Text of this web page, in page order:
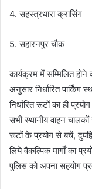
4. सहस्त्रधारा क्रासिंग
5. सहारनपुर चौक
कार्यक्रम में सम्मिलित
अनुसार निर्धारित
निर्धारित रूटों का ही
सभी स्थानीय वाहन
रूटों के प्रयोग से बचें,
लिये वैकल्पिक मार्गों का
पुलिस को अपना सहयोग